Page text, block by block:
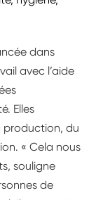
dans
avec l’aide
Elles
production, du
« Cela nous
souligne
de